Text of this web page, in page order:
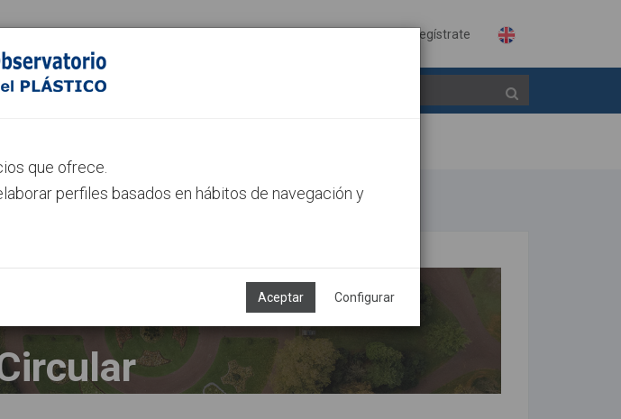
Regístrate
que ofrece.
perfiles basados en hábitos de navegación y
Aceptar Configurar